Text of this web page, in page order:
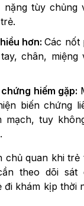
nặng tùy chủng
hơn:Các nốt
chân,
hiếm gặp:
biến chứng
mạch, tuy
chủ quan khi trẻ
theo dõi sát
đi khám kịp thời